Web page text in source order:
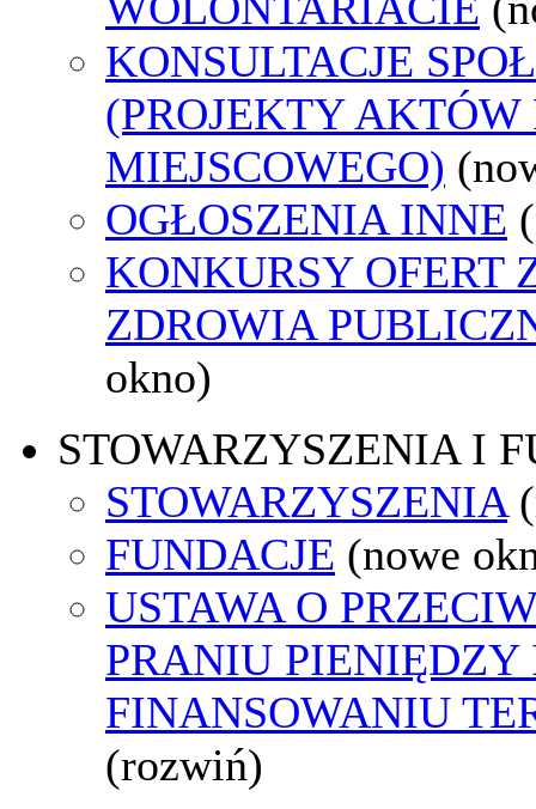
KONSULTACJE
(PROJEKTY AKTÓW
MIEJSCOWEGO)
OGŁOSZENIA INNE
KONKURSY OFERT
ZDROWIA
okno)
STOWARZYSZENIA I
STOWARZYSZENIA
FUNDACJE (nowe
USTAWA O
PRANIU PIENIĘDZY
FINANSOWANIU
(rozwiń)